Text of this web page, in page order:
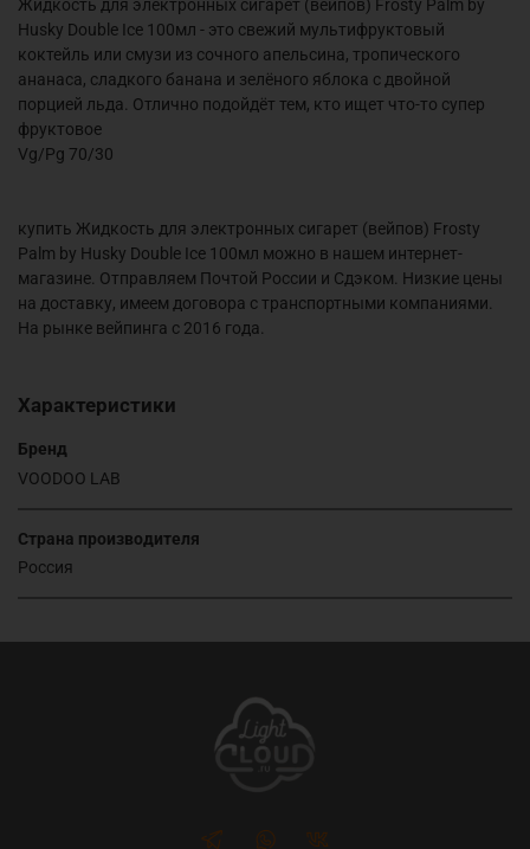
Жидкость для электронных сигарет (вейпов) Frosty Palm by
Husky Double Ice 100мл - это свежий мультифруктовый
коктейль или смузи из сочного апельсина, тропического
ананаса, сладкого банана и зелёного яблока с двойной
порцией льда. Отлично подойдёт тем, кто ищет что-то супер
фруктовое
Vg/Pg 70/30
купить Жидкость для электронных сигарет (вейпов) Frosty
Palm by Husky Double Ice 100мл можно в нашем интернет-
магазине. Отправляем Почтой России и Сдэком. Низкие цены
на доставку, имеем договора с транспортными компаниями.
На рынке вейпинга с 2016 года.
Характеристики
Бренд
VOODOO LAB
Страна производителя
Россия